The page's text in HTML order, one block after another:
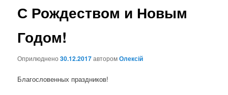
С Рождеством и Новым
Годом!
Оприлюднено30.12.2017авторомОлексій
Благословенных праздников!